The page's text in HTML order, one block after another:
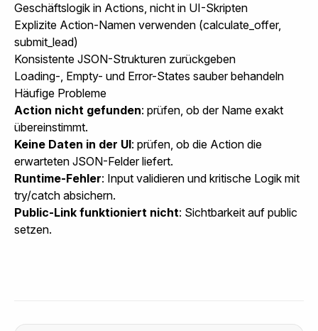
Geschäftslogik in Actions, nicht in UI-Skripten
Explizite Action-Namen verwenden (calculate_offer,
submit_lead)
Konsistente JSON-Strukturen zurückgeben
Loading-, Empty- und Error-States sauber behandeln
Häufige Probleme
Action nicht gefunden: prüfen, ob der Name exakt
übereinstimmt.
Keine Daten in der UI: prüfen, ob die Action die
erwarteten JSON-Felder liefert.
Runtime-Fehler: Input validieren und kritische Logik mit
try/catch absichern.
Public-Link funktioniert nicht: Sichtbarkeit auf public
setzen.